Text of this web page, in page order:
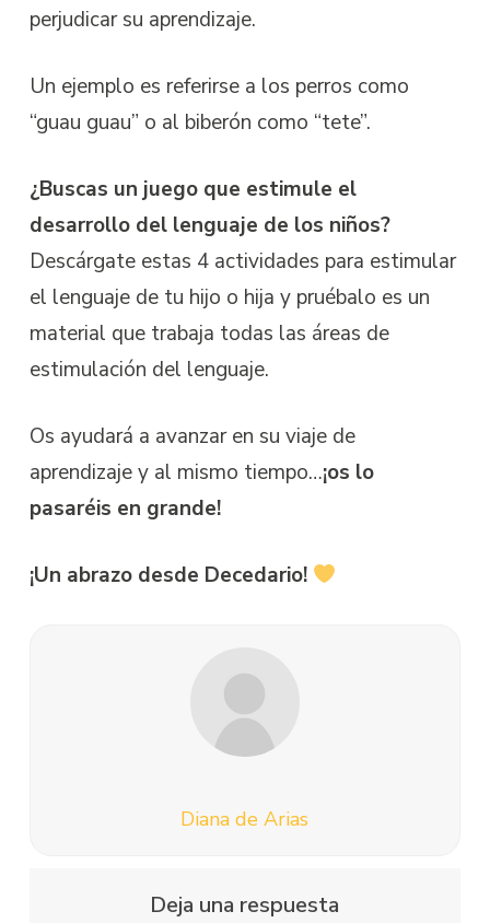
perjudicar su aprendizaje.
Un ejemplo es referirse a los perros como
“guau guau” o al biberón como “tete”.
¿Buscas un juego que estimule el
desarrollo del lenguaje de los niños?
Descárgate estas 4 actividades para estimular
el lenguaje de tu hijo o hija y pruébalo es un
material que trabaja todas las áreas de
estimulación del lenguaje.
Os ayudará a avanzar en su viaje de
aprendizaje y al mismo tiempo…¡os lo
pasaréis en grande!
¡Un abrazo desde Decedario!
Diana de Arias
Deja una respuesta